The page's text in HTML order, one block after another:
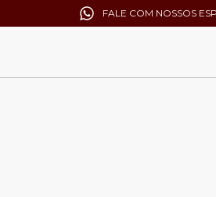
FALE COM NOSSOS